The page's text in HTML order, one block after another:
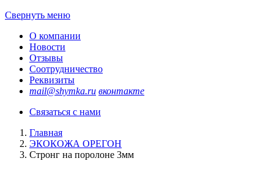
Свернуть меню
О компании
Новости
Отзывы
Соотрудничество
Реквизиты
mail@shymka.ru вконтакте
Связаться с нами
Главная
ЭКОКОЖА ОРЕГОН
Стронг на поролоне 3мм